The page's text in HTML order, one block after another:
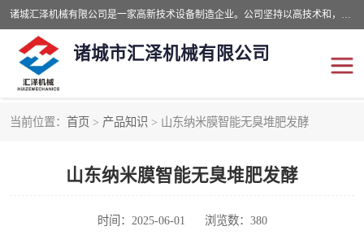
诸城汇泽机械有限公司是一家高新技术设备制造企业。公司坚持以高技术和，高服务于用户，以的环保机械制造设备赢的用户的信赖。现在主要生产死亡畜禽无害化处理和立式和卧式有机肥设备，搅拌机，烘干机，高温发酵机等。污水处理设备，固液分离机。气浮机，化制机等。公司秉承品质，用户至上，科技创新的经营理。
诸城市汇泽机械有限公司
当前位置： 首页 > 产品知识 > 山东纳米膜智能无臭堆肥发酵
山东纳米膜智能无臭堆肥发酵
时间：2025-06-01 浏览数：380
鸡粪发酵机 有机肥设备
纳米膜好氧发酵堆肥机 粪污烘干酶体机